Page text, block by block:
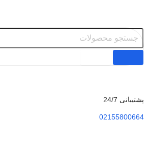
پشتیبانی 24/7
02155800664